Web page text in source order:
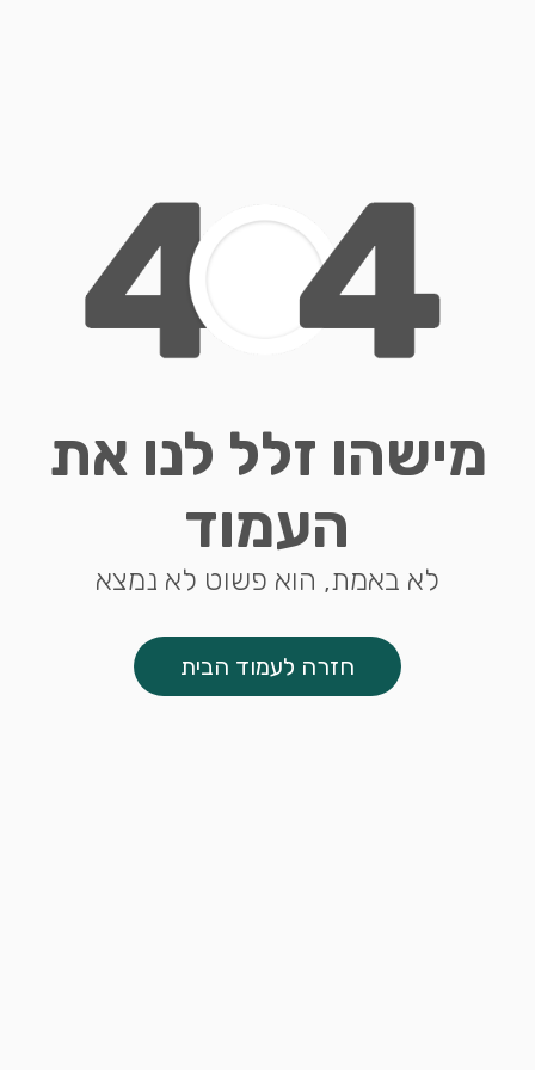
מישהו זלל לנו את
העמוד
לא באמת, הוא פשוט לא נמצא
חזרה לעמוד הבית